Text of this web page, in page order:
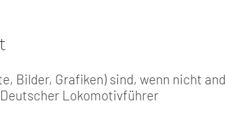
Bilder, Grafiken) sind, wenn nicht
Lokomotivführer